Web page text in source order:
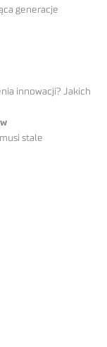
generacje
innowacji? Jakich
stale